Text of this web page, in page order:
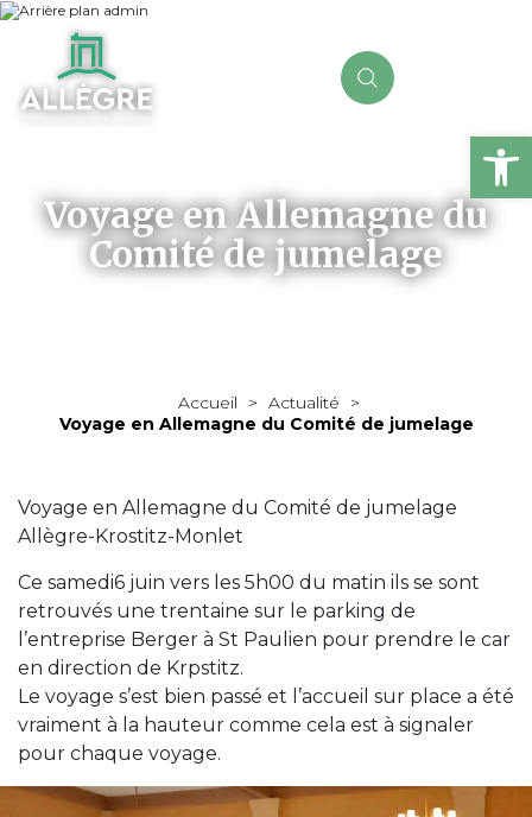
Voyage en Allemagne du
Comité de jumelage
Accueil > Actualité
>
Voyage en Allemagne du Comité de jumelage
Voyage en Allemagne du Comité de jumelage
Allègre-Krostitz-Monlet
Ce samedi6 juin vers les 5h00 du matin ils se sont
retrouvés une trentaine sur le parking de
l’entreprise Berger à St Paulien pour prendre le car
en direction de Krpstitz.
Le voyage s’est bien passé et l’accueil sur place a été
vraiment à la hauteur comme cela est à signaler
pour chaque voyage.